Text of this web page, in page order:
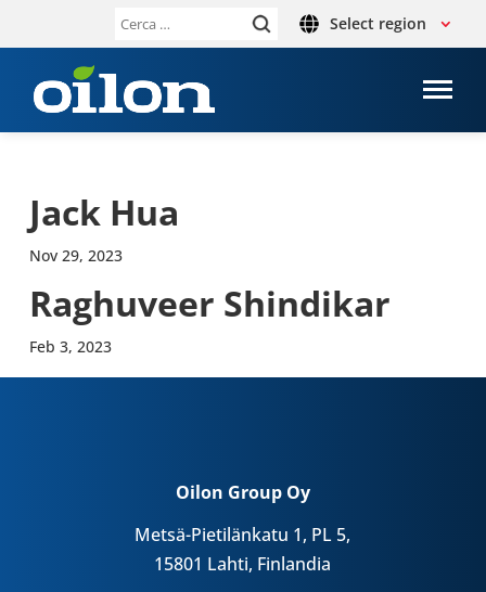
Ricerca Select region
Jack Hua
Nov 29, 2023
Raghu­veer Shin­di­kar
Feb 3, 2023
Oilon Group Oy
Metsä-Pietilänkatu 1, PL 5,
15801 Lahti, Finlandia